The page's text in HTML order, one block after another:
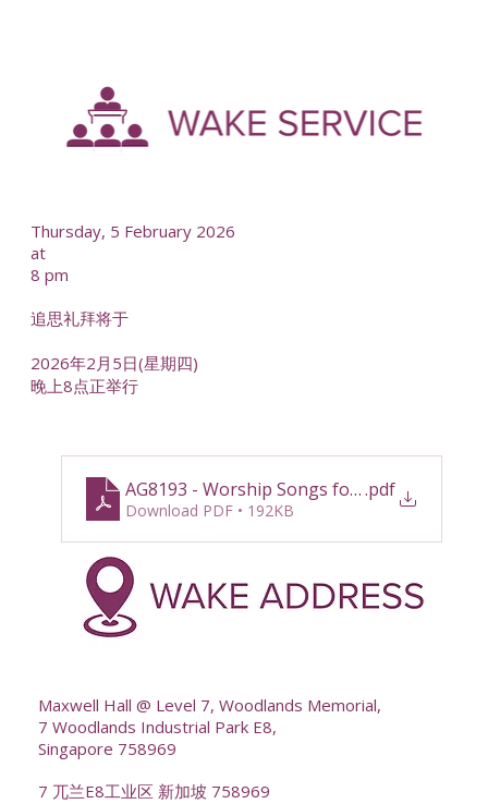
Thursday, 5 February 2026
at
8 pm
追思礼拜将于
2026年2月5日(星期四)
晚上8点正举行
Maxwell Hall @ Level 7, Woodlands Memorial,
7 Woodlands Industrial Park E8,
Singapore 758969
7 兀兰E8工业区 新加坡 758969
AG8193 - Worship Songs for Memorial
.pdf
Download PDF • 192KB